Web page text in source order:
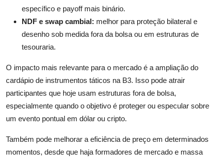
específico e payoff mais binário.
NDF e swap cambial: melhor para proteção bilateral e
desenho sob medida fora da bolsa ou em estruturas de
tesouraria.
O impacto mais relevante para o mercado é a ampliação do
cardápio de instrumentos táticos na B3. Isso pode atrair
participantes que hoje usam estruturas fora de bolsa,
especialmente quando o objetivo é proteger ou especular sobre
um evento pontual em dólar ou cripto.
Também pode melhorar a eficiência de preço em determinados
momentos, desde que haja formadores de mercado e massa